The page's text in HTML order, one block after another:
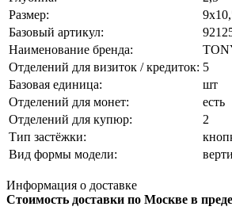
Размер:
Базовый артикул:
Наименование бренда:
Отделений для визиток / кредиток: 5
Базовая единица:
шт
Отделений для монет:
есть
Отделений для купюр:
2
Тип застёжки:
Вид формы модели:
Информация о доставке
Стоимость доставки по Москве в